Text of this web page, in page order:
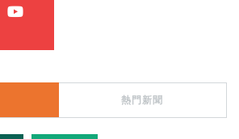
熱門新聞